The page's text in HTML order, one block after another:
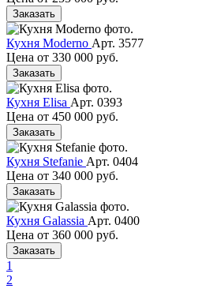
Заказать
Кухня Moderno Арт. 3577
Цена от 330 000 руб.
Заказать
Кухня Elisa Арт. 0393
Цена от 450 000 руб.
Заказать
Кухня Stefanie Арт. 0404
Цена от 340 000 руб.
Заказать
Кухня Galassia Арт. 0400
Цена от 360 000 руб.
Заказать
1
2